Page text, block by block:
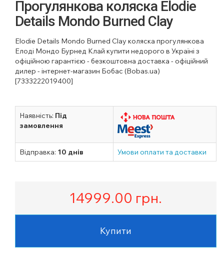
Прогулянкова коляска Elodie
Details Mondo Burned Clay
Elodie Details Mondo Burned Clay коляска прогулянкова
Елоді Мондо Бурнед Клай купити недорого в Україні з
офіційною гарантією - безкоштовна доставка - офіційний
дилер - інтернет-магазин Бобас (Bobas.ua)
[7333222019400]
Наявність: Під
замовлення
Відправка: 10 днів Умови оплати та доставки
14999.00 грн.
Купити